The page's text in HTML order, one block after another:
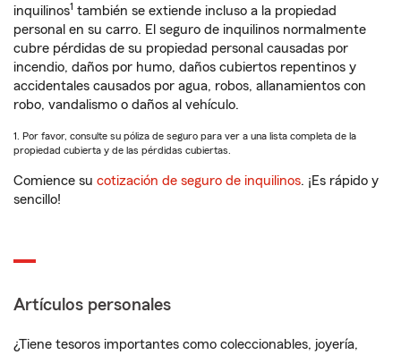
inquilinos1 también se extiende incluso a la propiedad
personal en su carro. El seguro de inquilinos normalmente
cubre pérdidas de su propiedad personal causadas por
incendio, daños por humo, daños cubiertos repentinos y
accidentales causados por agua, robos, allanamientos con
robo, vandalismo o daños al vehículo.
1. Por favor, consulte su póliza de seguro para ver a una lista completa de la
propiedad cubierta y de las pérdidas cubiertas.
Comience su cotización de seguro de inquilinos. ¡Es rápido y
sencillo!
Artículos personales
¿Tiene tesoros importantes como coleccionables, joyería,